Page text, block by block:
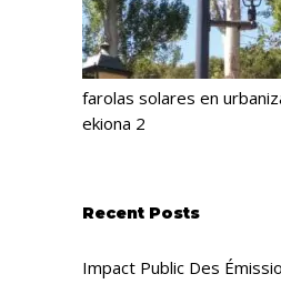
farolas solares en
ekiona 2
Recent Posts
Impact Public Des